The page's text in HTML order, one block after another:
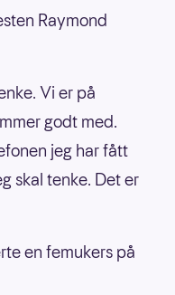
Raymond
Vi er på
godt med.
jeg har fått
skal tenke. Det er
en femukers på